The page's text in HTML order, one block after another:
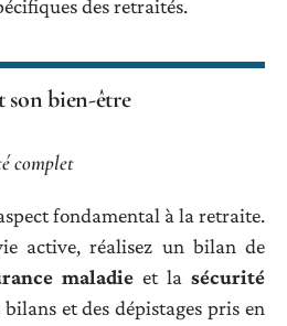
des retraités.
son bien-être
complet
fondamental à la retraite.
active, réalisez un bilan de
maladie et la sécurité
et des dépistages pris en